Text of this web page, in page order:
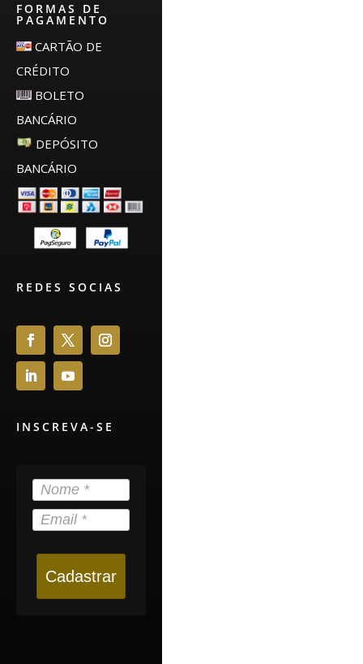
FORMAS DE
PAGAMENTO
CARTÃO DE
CRÉDITO
BOLETO
BANCÁRIO
DEPÓSITO
BANCÁRIO
REDES SOCIAS
INSCREVA-SE
Cadastrar